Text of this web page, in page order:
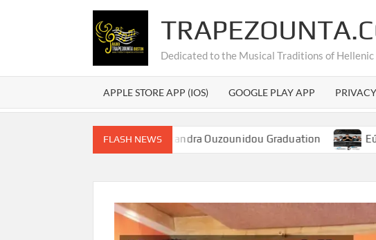
Dedicated to the Musical Traditions of Hellenic
APPLE STORE APP (IOS) GOOGLE PLAY APP
FLASH NEWS
Ουζουνίδου – Alexandra Ouzounidou Graduation Εύξεινος Λέσχη